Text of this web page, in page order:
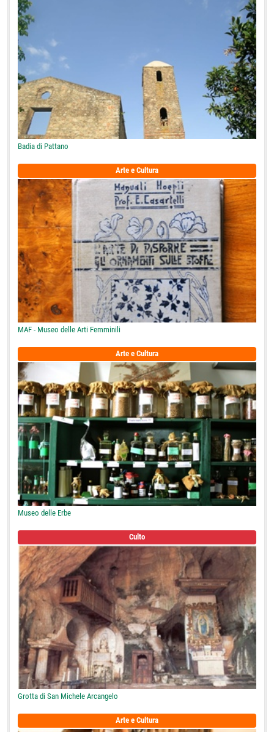
Badia di Pattano
Arte e Cultura
MAF - Museo delle Arti Femminili
Arte e Cultura
Museo delle Erbe
Culto
Grotta di San Michele Arcangelo
Arte e Cultura